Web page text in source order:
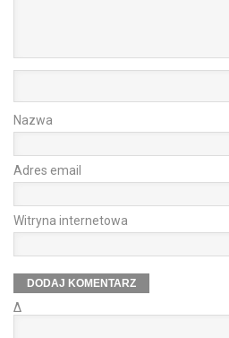
Nazwa
Adres email
Witryna internetowa
Δ